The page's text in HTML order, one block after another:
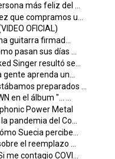
más feliz del ...
que compramos u...
OFICIAL)
guitarra firmad...
pasan sus días ...
Singer resultó se...
gente aprenda un...
preparados ...
en el álbum "... ...
Power Metal
pandemia del Co...
Suecia percibe...
el reemplazo ...
me contagio COVI...